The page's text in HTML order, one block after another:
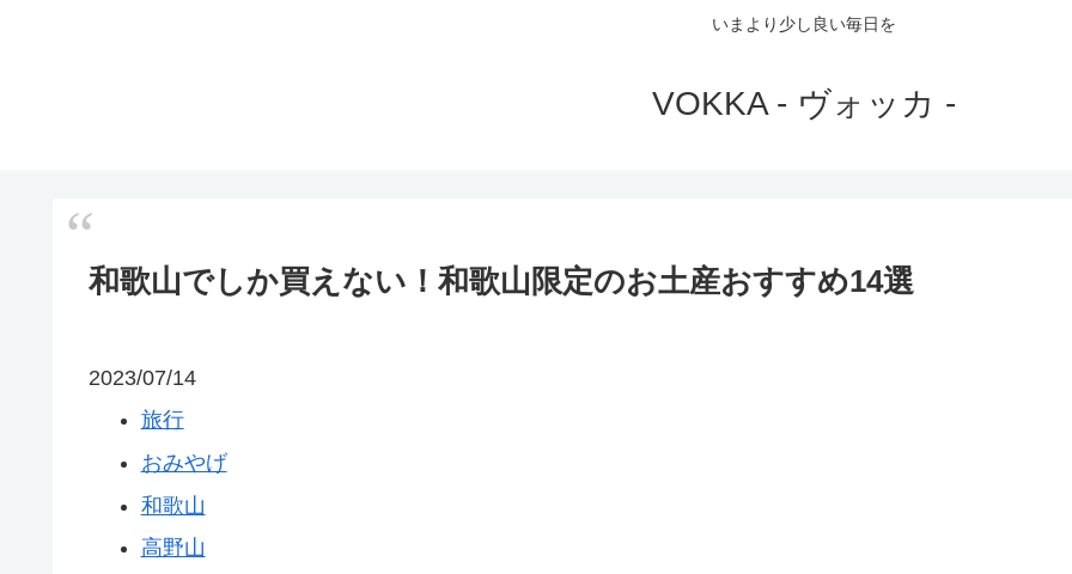
いまより少し良い毎日を
VOKKA - ヴォッカ -
和歌山でしか買えない！和歌山限定のお土産おすすめ14選
2023/07/14
旅行
おみやげ
和歌山
高野山